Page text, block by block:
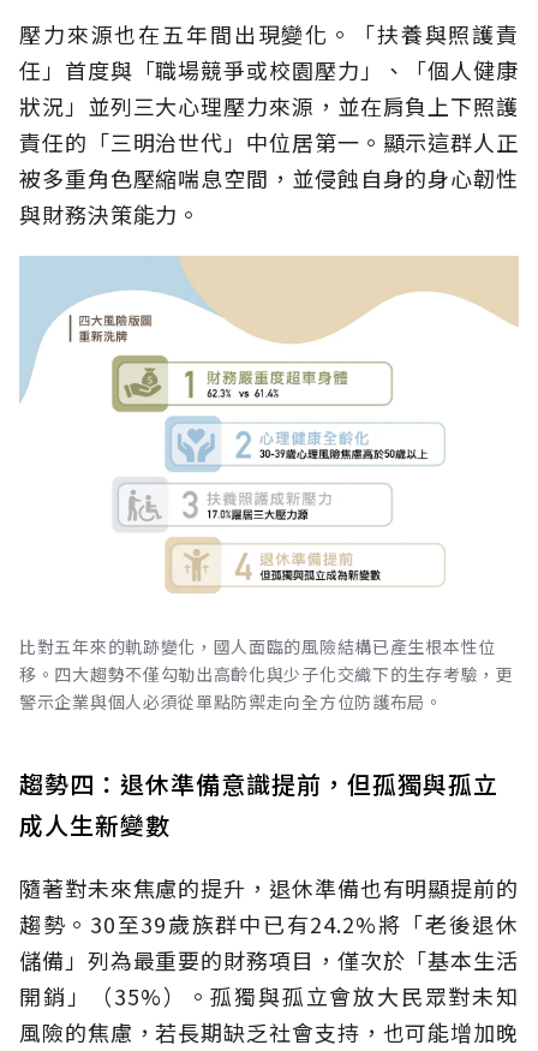
壓力來源也在五年間出現變化。「扶養與照護責
任」首度與「職場競爭或校園壓力」、「個人健康
狀況」並列三大心理壓力來源，並在肩負上下照護
責任的「三明治世代」中位居第一。顯示這群人正
被多重角色壓縮喘息空間，並侵蝕自身的身心韌性
與財務決策能力。
比對五年來的軌跡變化，國人面臨的風險結構已產生根本性位
移。四大趨勢不僅勾勒出高齡化與少子化交織下的生存考驗，更
警示企業與個人必須從單點防禦走向全方位防護布局。
趨勢四：退休準備意識提前，但孤獨與孤立
成人生新變數
隨著對未來焦慮的提升，退休準備也有明顯提前的
趨勢。30至39歲族群中已有24.2%將「老後退休
儲備」列為最重要的財務項目，僅次於「基本生活
開銷」（35%）。孤獨與孤立會放大民眾對未知
風險的焦慮，若長期缺乏社會支持，也可能增加晚